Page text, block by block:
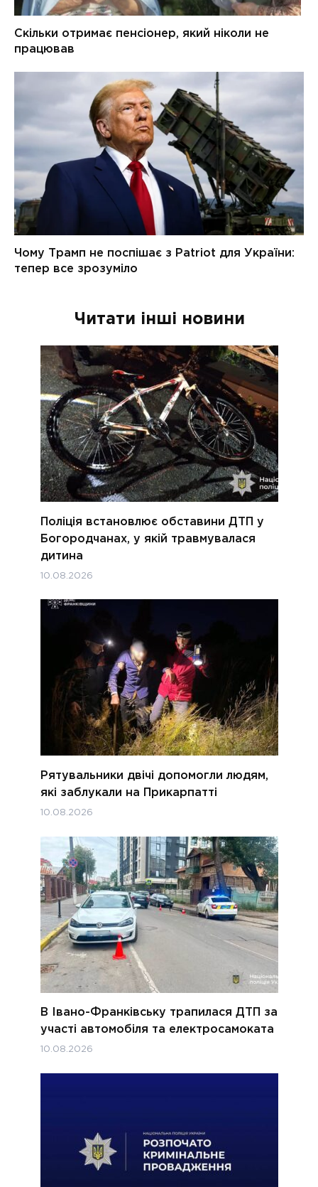
Читати інші новини
Поліція встановлює обставини ДТП у
Богородчанах, у якій травмувалася
дитина
10.08.2026
Рятувальники двічі допомогли людям,
які заблукали на Прикарпатті
10.08.2026
В Івано-Франківську трапилася ДТП за
участі автомобіля та електросамоката
10.08.2026